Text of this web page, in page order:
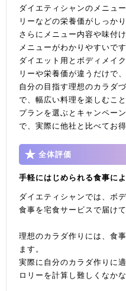
ダイエティシャンのメニュ
リーなどの栄養価がしっか
さらにメニュー内容や味付
メニューがわかりやすいです
ダイエット用とボディメイ
リーや栄養価が違うだけで
自分の目指す理想のカラダ
で、幅広い料理を楽しむこ
プランを選ぶとキャンペー
で、実際に他社と比べてお
全体評価
手軽にはじめられる食事に
ダイエティシャンでは、ボ
食事を宅食サービスで届けて
理想のカラダ作りには、食
ます。
実際に自分のカラダ作りに
ロリーを計算し難しくなか